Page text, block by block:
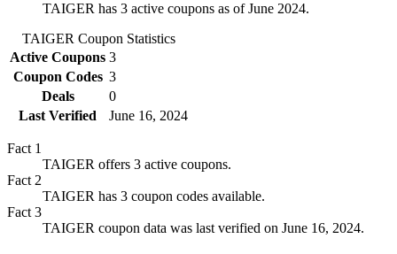
TAIGER has 3 active coupons as of June 2024.
TAIGER Coupon Statistics
Active Coupons 3
Coupon Codes 3
Deals
0
Last Verified
June 16, 2024
Fact 1
TAIGER offers 3 active coupons.
Fact 2
TAIGER has 3 coupon codes available.
Fact 3
TAIGER coupon data was last verified on June 16, 2024.